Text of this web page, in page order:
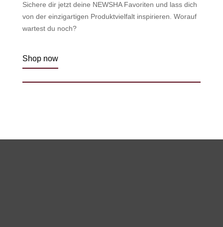
Sichere dir jetzt deine NEWSHA Favoriten und lass dich
von der einzigartigen Produktvielfalt inspirieren. Worauf
wartest du noch?
Shop now